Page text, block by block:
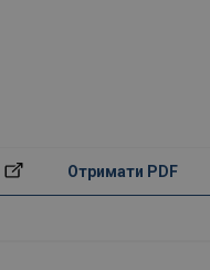
Отримати PDF